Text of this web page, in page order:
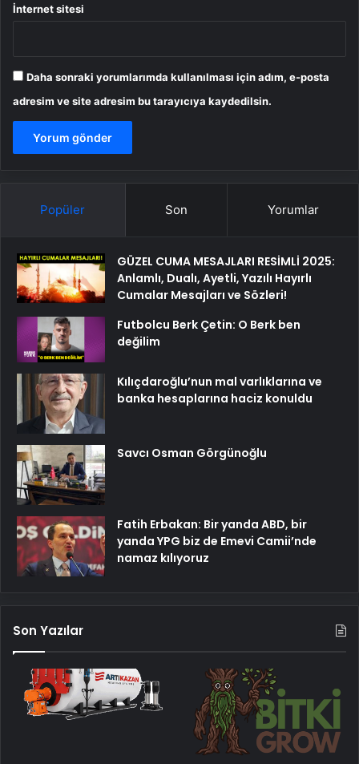
İnternet sitesi
Daha sonraki yorumlarımda kullanılması için adım, e-posta
adresim ve site adresim bu tarayıcıya kaydedilsin.
Popüler Son Yorumlar
GÜZEL CUMA MESAJLARI RESİMLİ 2025:
Anlamlı, Dualı, Ayetli, Yazılı Hayırlı
Cumalar Mesajları ve Sözleri!
Futbolcu Berk Çetin: O Berk ben
değilim
Kılıçdaroğlu’nun mal varlıklarına ve
banka hesaplarına haciz konuldu
Savcı Osman Görgünoğlu
Fatih Erbakan: Bir yanda ABD, bir
yanda YPG biz de Emevi Camii’nde
namaz kılıyoruz
Son Yazılar